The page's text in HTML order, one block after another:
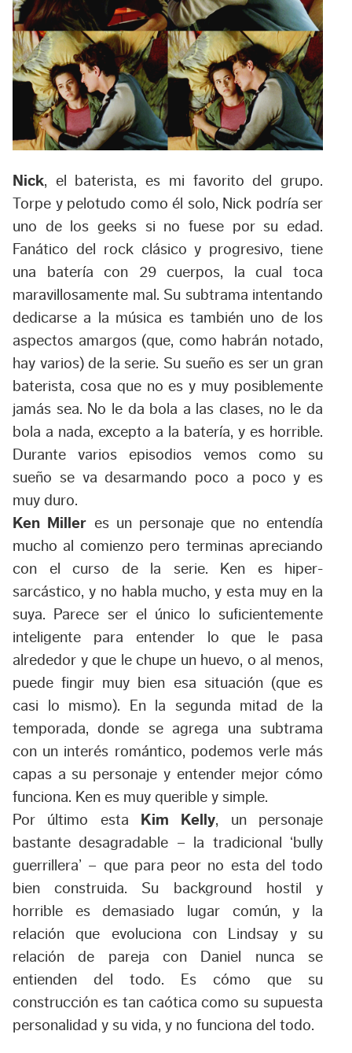
Nick, el baterista, es mi favorito del grupo.
Torpe y pelotudo como él solo, Nick podría ser
uno de los geeks si no fuese por su edad.
Fanático del rock clásico y progresivo, tiene
una batería con 29 cuerpos, la cual toca
maravillosamente mal. Su subtrama intentando
dedicarse a la música es también uno de los
aspectos amargos (que, como habrán notado,
hay varios) de la serie. Su sueño es ser un gran
baterista, cosa que no es y muy posiblemente
jamás sea. No le da bola a las clases, no le da
bola a nada, excepto a la batería, y es horrible.
Durante varios episodios vemos como su
sueño se va desarmando poco a poco y es
muy duro.
Ken Miller es un personaje que no entendía
mucho al comienzo pero terminas apreciando
con el curso de la serie. Ken es hiper-
sarcástico, y no habla mucho, y esta muy en la
suya. Parece ser el único lo suficientemente
inteligente para entender lo que le pasa
alrededor y que le chupe un huevo, o al menos,
puede fingir muy bien esa situación (que es
casi lo mismo). En la segunda mitad de la
temporada, donde se agrega una subtrama
con un interés romántico, podemos verle más
capas a su personaje y entender mejor cómo
funciona. Ken es muy querible y simple.
Por último esta
Kim Kelly, un personaje
bastante desagradable – la tradicional ‘bully
guerrillera’ – que para peor no esta del todo
bien construida. Su background hostil y
horrible es demasiado lugar común, y la
relación que evoluciona con Lindsay y su
relación de pareja con Daniel nunca se
entienden del todo. Es cómo que su
construcción es tan caótica como su supuesta
personalidad y su vida, y no funciona del todo.